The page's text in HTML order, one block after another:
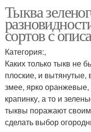
Тыква
сортов с
Категория:,
Каких только тыкв не
плоские, и
змее, ярко
крапинку, а то и
тыквы поражают
сделать выбор